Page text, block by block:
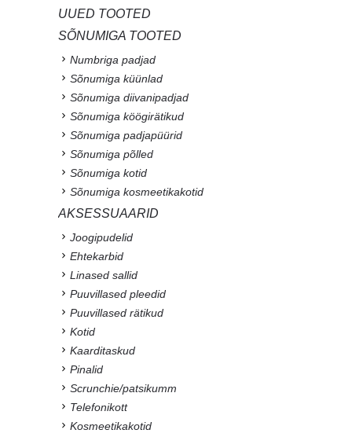
UUED TOOTED
SÕNUMIGA TOOTED
Numbriga padjad
Sõnumiga küünlad
Sõnumiga diivanipadjad
Sõnumiga köögirätikud
Sõnumiga padjapüürid
Sõnumiga põlled
Sõnumiga kotid
Sõnumiga kosmeetikakotid
AKSESSUAARID
Joogipudelid
Ehtekarbid
Linased sallid
Puuvillased pleedid
Puuvillased rätikud
Kotid
Kaarditaskud
Pinalid
Scrunchie/patsikumm
Telefonikott
Kosmeetikakotid